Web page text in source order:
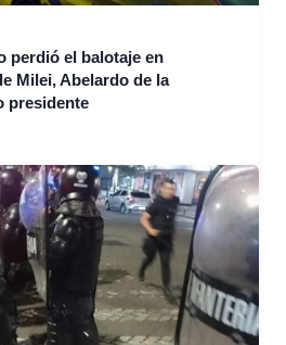
perdió el balotaje en
Milei, Abelardo de la
presidente